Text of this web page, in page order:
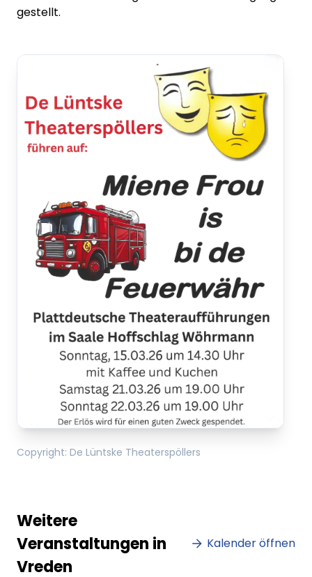
gestellt.
Copyright: De Lüntske Theaterspöllers
Weitere
Veranstaltungen in
Vreden
Kalender öffnen